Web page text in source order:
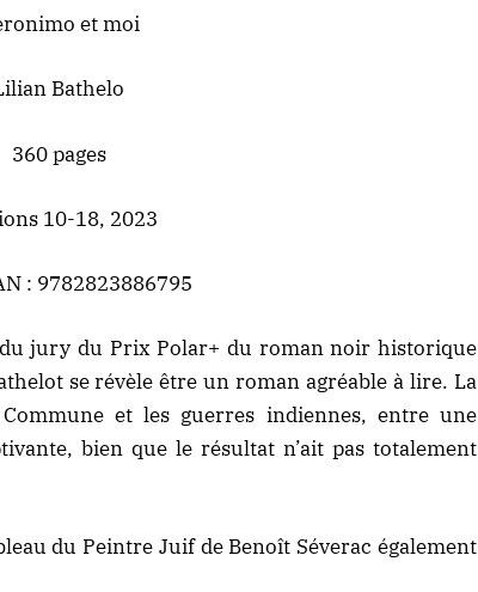
et moi
Bathelo
360 pages
10-18, 2023
: 9782823886795
jury du Prix Polar+ du roman noir historique
se révèle être un roman agréable à lire. La
et les guerres indiennes, entre une
bien que le résultat n’ait pas totalement
du Peintre Juif de Benoît Séverac également